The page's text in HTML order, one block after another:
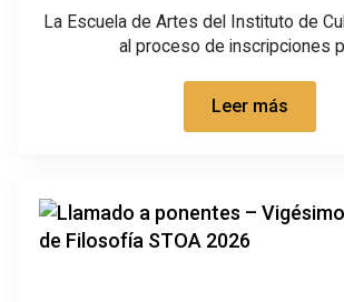
La Escuela de Artes del Instituto de
al proceso de inscripciones
Leer más